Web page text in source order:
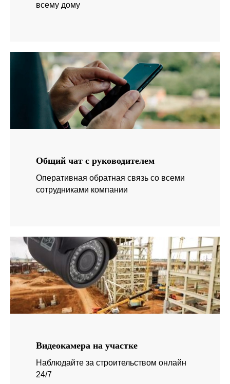
всему дому
Общий чат с руководителем
Оперативная обратная связь со всеми
сотрудниками компании
Видеокамера на участке
Наблюдайте за строительством онлайн
24/7